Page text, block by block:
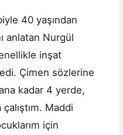
40 yaşından
anlatan Nurgül
inşat
Çimen sözlerine
kadar 4 yerde,
Maddi
için